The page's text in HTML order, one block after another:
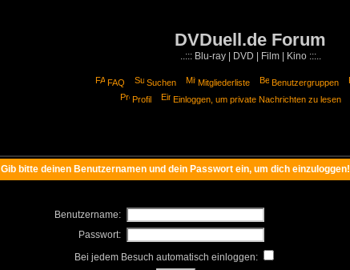
DVDuell.de Forum
..::: Blu-ray | DVD | Film | Kino :::..
FAQ Suchen Mitgliederliste Benutzergruppen
Profil
Einloggen, um private Nachrichten zu lesen
Gib bitte deinen Benutzernamen und dein Passwort ein, um dich einzuloggen!
Benutzername:
Passwort:
Bei jedem Besuch automatisch einloggen: